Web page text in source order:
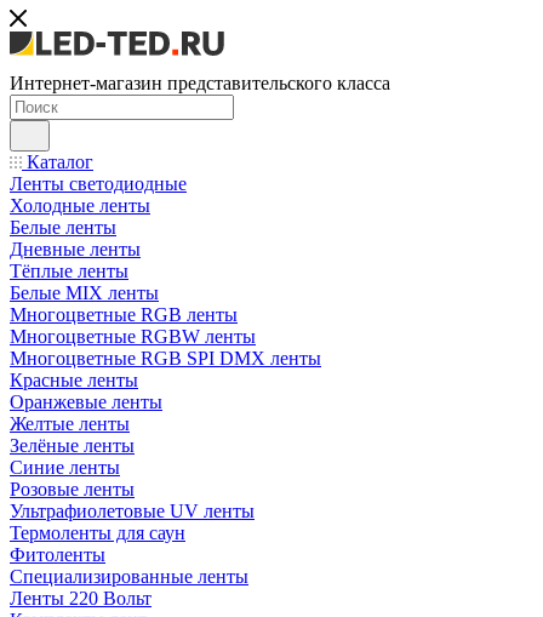
Интернет-магазин представительского класса
Каталог
Ленты светодиодные
Холодные ленты
Белые ленты
Дневные ленты
Тёплые ленты
Белые MIX ленты
Многоцветные RGB ленты
Многоцветные RGBW ленты
Многоцветные RGB SPI DMX ленты
Красные ленты
Оранжевые ленты
Желтые ленты
Зелёные ленты
Синие ленты
Розовые ленты
Ультрафиолетовые UV ленты
Термоленты для саун
Фитоленты
Специализированные ленты
Ленты 220 Вольт